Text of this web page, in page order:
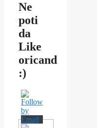
Ne
poti
da
Like
oricand
:)